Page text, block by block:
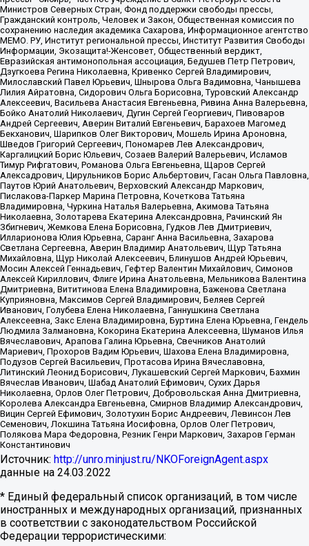
Министров Северных Стран, Фонд поддержки свободы прессы,
Гражданский контроль, Человек и Закон, Общественная комиссия по
сохранению наследия академика Сахарова, Информационное агентство
МЕМО. РУ, Институт региональной прессы, Институт Развития Свободы
Информации, Экозащита!-Женсовет, Общественный вердикт,
Евразийская антимонопольная ассоциация, Бедушев Петр Петрович,
Дзугкоева Регина Николаевна, Кривенко Сергей Владимирович,
Милославский Павел Юрьевич, Шнырова Ольга Вадимовна, Чанышева
Лилия Айратовна, Сидорович Ольга Борисовна, Туровский Александр
Алексеевич, Васильева Анастасия Евгеньевна, Ривина Анна Валерьевна,
Бойко Анатолий Николаевич, Дугин Сергей Георгиевич, Пивоваров
Андрей Сергеевич, Аверин Виталий Евгеньевич, Барахоев Магомед
Бекханович, Шарипков Олег Викторович, Мошель Ирина Ароновна,
Шведов Григорий Сергеевич, Пономарев Лев Александрович,
Каргалицкий Борис Юльевич, Созаев Валерий Валерьевич, Исламов
Тимур Рифгатович, Романова Ольга Евгеньевна, Щаров Сергей
Алексадрович, Цирульников Борис Альбертович, Гасан Ольга Павловна,
Паутов Юрий Анатольевич, Верховский Александр Маркович,
Пислакова-Паркер Марина Петровна, Кочеткова Татьяна
Владимировна, Чуркина Наталья Валерьевна, Акимова Татьяна
Николаевна, Золотарева Екатерина Александровна, Рачинский Ян
Збигневич, Жемкова Елена Борисовна, Гудков Лев Дмитриевич,
Илларионова Юлия Юрьевна, Саранг Анна Васильевна, Захарова
Светлана Сергеевна, Аверин Владимир Анатольевич, Щур Татьяна
Михайловна, Щур Николай Алексеевич, Блинушов Андрей Юрьевич,
Мосин Алексей Геннадьевич, Гефтер Валентин Михайлович, Симонов
Алексей Кириллович, Флиге Ирина Анатольевна, Мельникова Валентина
Дмитриевна, Вититинова Елена Владимировна, Баженова Светлана
Куприяновна, Максимов Сергей Владимирович, Беляев Сергей
Иванович, Голубева Елена Николаевна, Ганнушкина Светлана
Алексеевна, Закс Елена Владимировна, Буртина Елена Юрьевна, Гендель
Людмила Залмановна, Кокорина Екатерина Алексеевна, Шуманов Илья
Вячеславович, Арапова Галина Юрьевна, Свечников Анатолий
Мариевич, Прохоров Вадим Юрьевич, Шахова Елена Владимировна,
Подузов Сергей Васильевич, Протасова Ирина Вячеславовна,
Литинский Леонид Борисович, Лукашевский Сергей Маркович, Бахмин
Вячеслав Иванович, Шабад Анатолий Ефимович, Сухих Дарья
Николаевна, Орлов Олег Петрович, Добровольская Анна Дмитриевна,
Королева Александра Евгеньевна, Смирнов Владимир Александрович,
Вицин Сергей Ефимович, Золотухин Борис Андреевич, Левинсон Лев
Семенович, Локшина Татьяна Иосифовна, Орлов Олег Петрович,
Полякова Мара Федоровна, Резник Генри Маркович, Захаров Герман
Константинович
Источник: http://unro.minjust.ru/NKOForeignAgent.aspx
данные на 24.03.2022
* Единый федеральный список организаций, в том числе
иностранных и международных организаций, признанных
в соответствии с законодательством Российской
Федерации террористическими: